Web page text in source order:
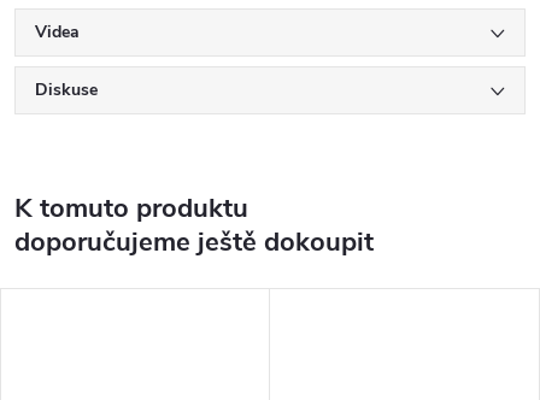
Videa
Diskuse
K tomuto produktu
doporučujeme ještě dokoupit